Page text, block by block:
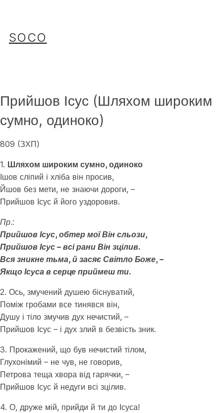
SOCO
Прийшов Ісус (Шляхом широким
сумно, одиноко)
809 (ЗХП)
1. Шляхом широким сумно, одиноко
Ішов сліпий і хліба він просив,
Йшов без мети, не знаючи дороги, –
Прийшов Ісус й його уздоровив.
Пр.:
Прийшов Ісус, обтер мої Він сльози,
Прийшов Ісус – всі рани Він зцілив.
Вся зникне тьма, й засяє Світло Боже, –
Якщо Ісуса в серце приймеш ти.
2. Ось, змучений душею біснуватий,
Поміж гробами все тинявся він,
Душу і тіло змучив дух нечистий, –
Прийшов Ісус – і дух злий в безвість зник.
3. Прокажений, що був нечистий тілом,
Глухонімий – не чув, не говорив,
Петрова теща хвора від гарячки, –
Прийшов Ісус й недуги всі зцілив.
4. О, друже мій, прийди й ти до Ісуса!